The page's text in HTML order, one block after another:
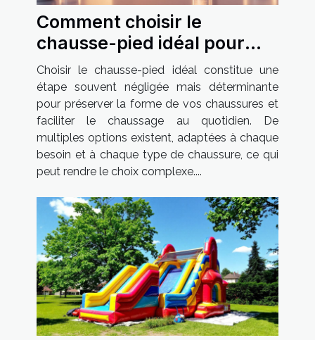
Comment choisir le
chausse-pied idéal pour
vos besoins ?
Choisir le chausse-pied idéal constitue une
étape souvent négligée mais déterminante
pour préserver la forme de vos chaussures et
faciliter le chaussage au quotidien. De
multiples options existent, adaptées à chaque
besoin et à chaque type de chaussure, ce qui
peut rendre le choix complexe....